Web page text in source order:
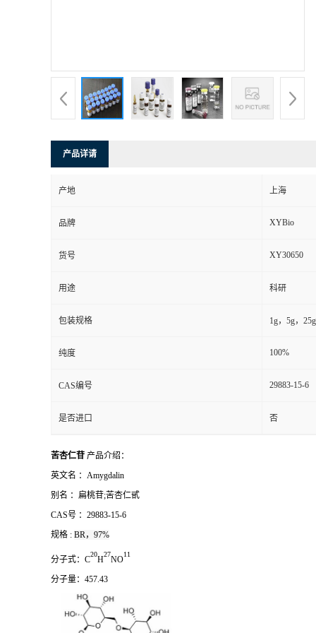
产品详请
产地 上海
品牌 XYBio
货号 XY30650
用途 科研
包装规格 1g，5g，
纯度 100%
CAS编号 29883-15-6
是否进口 否
苦杏仁苷 产品介绍：
英文名 ： Amygdalin
别名 ： 扁桃苷;苦杏仁甙
CAS号 ： 29883-15-6
规格 : BR，97%
分子式： C
20
H
27
NO
1 1
分子量： 457.43